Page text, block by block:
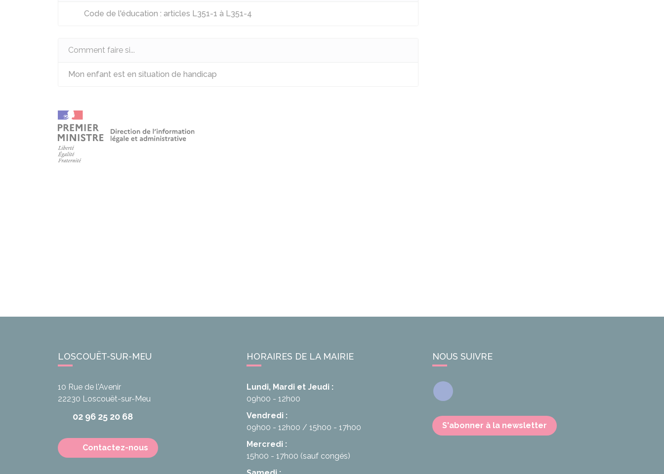
Code de l'éducation : articles L351-1 à L351-4
Comment faire si...
Mon enfant est en situation de handicap
LOSCOUËT-SUR-MEU
10 Rue de l'Avenir
22230 Loscouët-sur-Meu
02 96 25 20 68
Contactez-nous
HORAIRES DE LA MAIRIE
Lundi, Mardi et Jeudi :
09h00 - 12h00
Vendredi :
09h00 - 12h00
15h00 - 17h00
Mercredi :
15h00 - 17h00 (sauf congés)
NOUS SUIVRE
Facebook
S'abonner à la newsletter